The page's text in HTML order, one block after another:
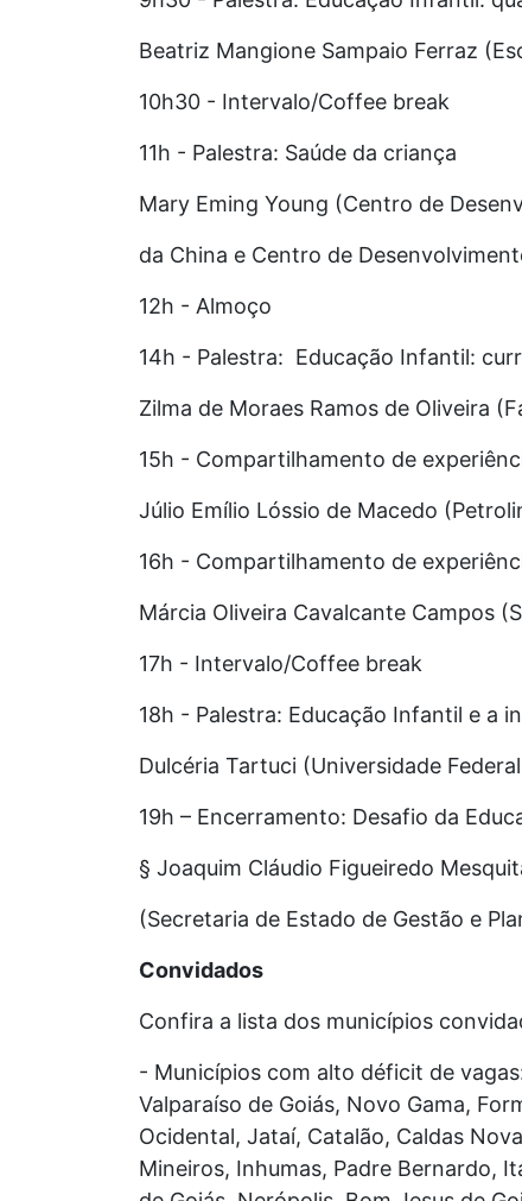
Beatriz Mangione Sampaio Ferraz
10h30 - Intervalo/Coffee break
11h - Palestra: Saúde da criança
Mary Eming Young (Centro de
da China e Centro de
12h - Almoço
14h - Palestra: Educação Infantil:
Zilma de Moraes Ramos de Oliveira
15h - Compartilhamento de
Júlio Emílio Lóssio de Macedo
16h - Compartilhamento de
Márcia Oliveira Cavalcante Campos
17h - Intervalo/Coffee break
18h - Palestra: Educação Infantil e a
Dulcéria Tartuci (Universidade
19h – Encerramento: Desafio da
§ Joaquim Cláudio Figueiredo
(Secretaria de Estado de Gestão e
Convidados
Confira a lista dos municípios
- Municípios com alto déficit de
Valparaíso de Goiás, Novo Gama,
Ocidental, Jataí, Catalão, Caldas
Mineiros, Inhumas, Padre Bernardo,